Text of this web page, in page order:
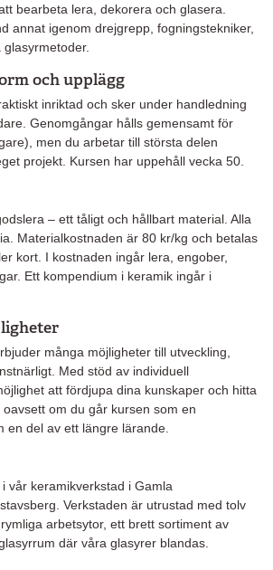
bearbeta lera, dekorera och glasera.
annat igenom drejgrepp, fogningstekniker,
och upplägg
inriktad och sker under handledning
Genomgångar hålls gemensamt för
men du arbetar till största delen
projekt. Kursen har uppehåll vecka 50.
– ett tåligt och hållbart material. Alla
Materialkostnaden är 80 kr/kg och betalas
kort. I kostnaden ingår lera, engober,
Ett kompendium i keramik ingår i
många möjligheter till utveckling,
Med stöd av individuell
att fördjupa dina kunskaper och hitta
om du går kursen som en
en del av ett längre lärande.
vår keramikverkstad i Gamla
Verkstaden är utrustad med tolv
arbetsytor, ett brett sortiment av
där våra glasyrer blandas.